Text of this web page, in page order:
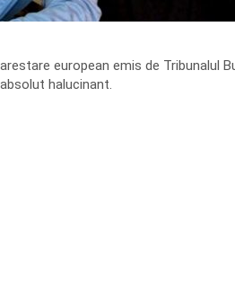
arestare european emis de Tribunalul
absolut halucinant.